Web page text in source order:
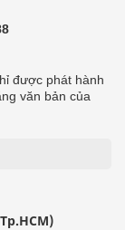
được phát hành
văn bản của